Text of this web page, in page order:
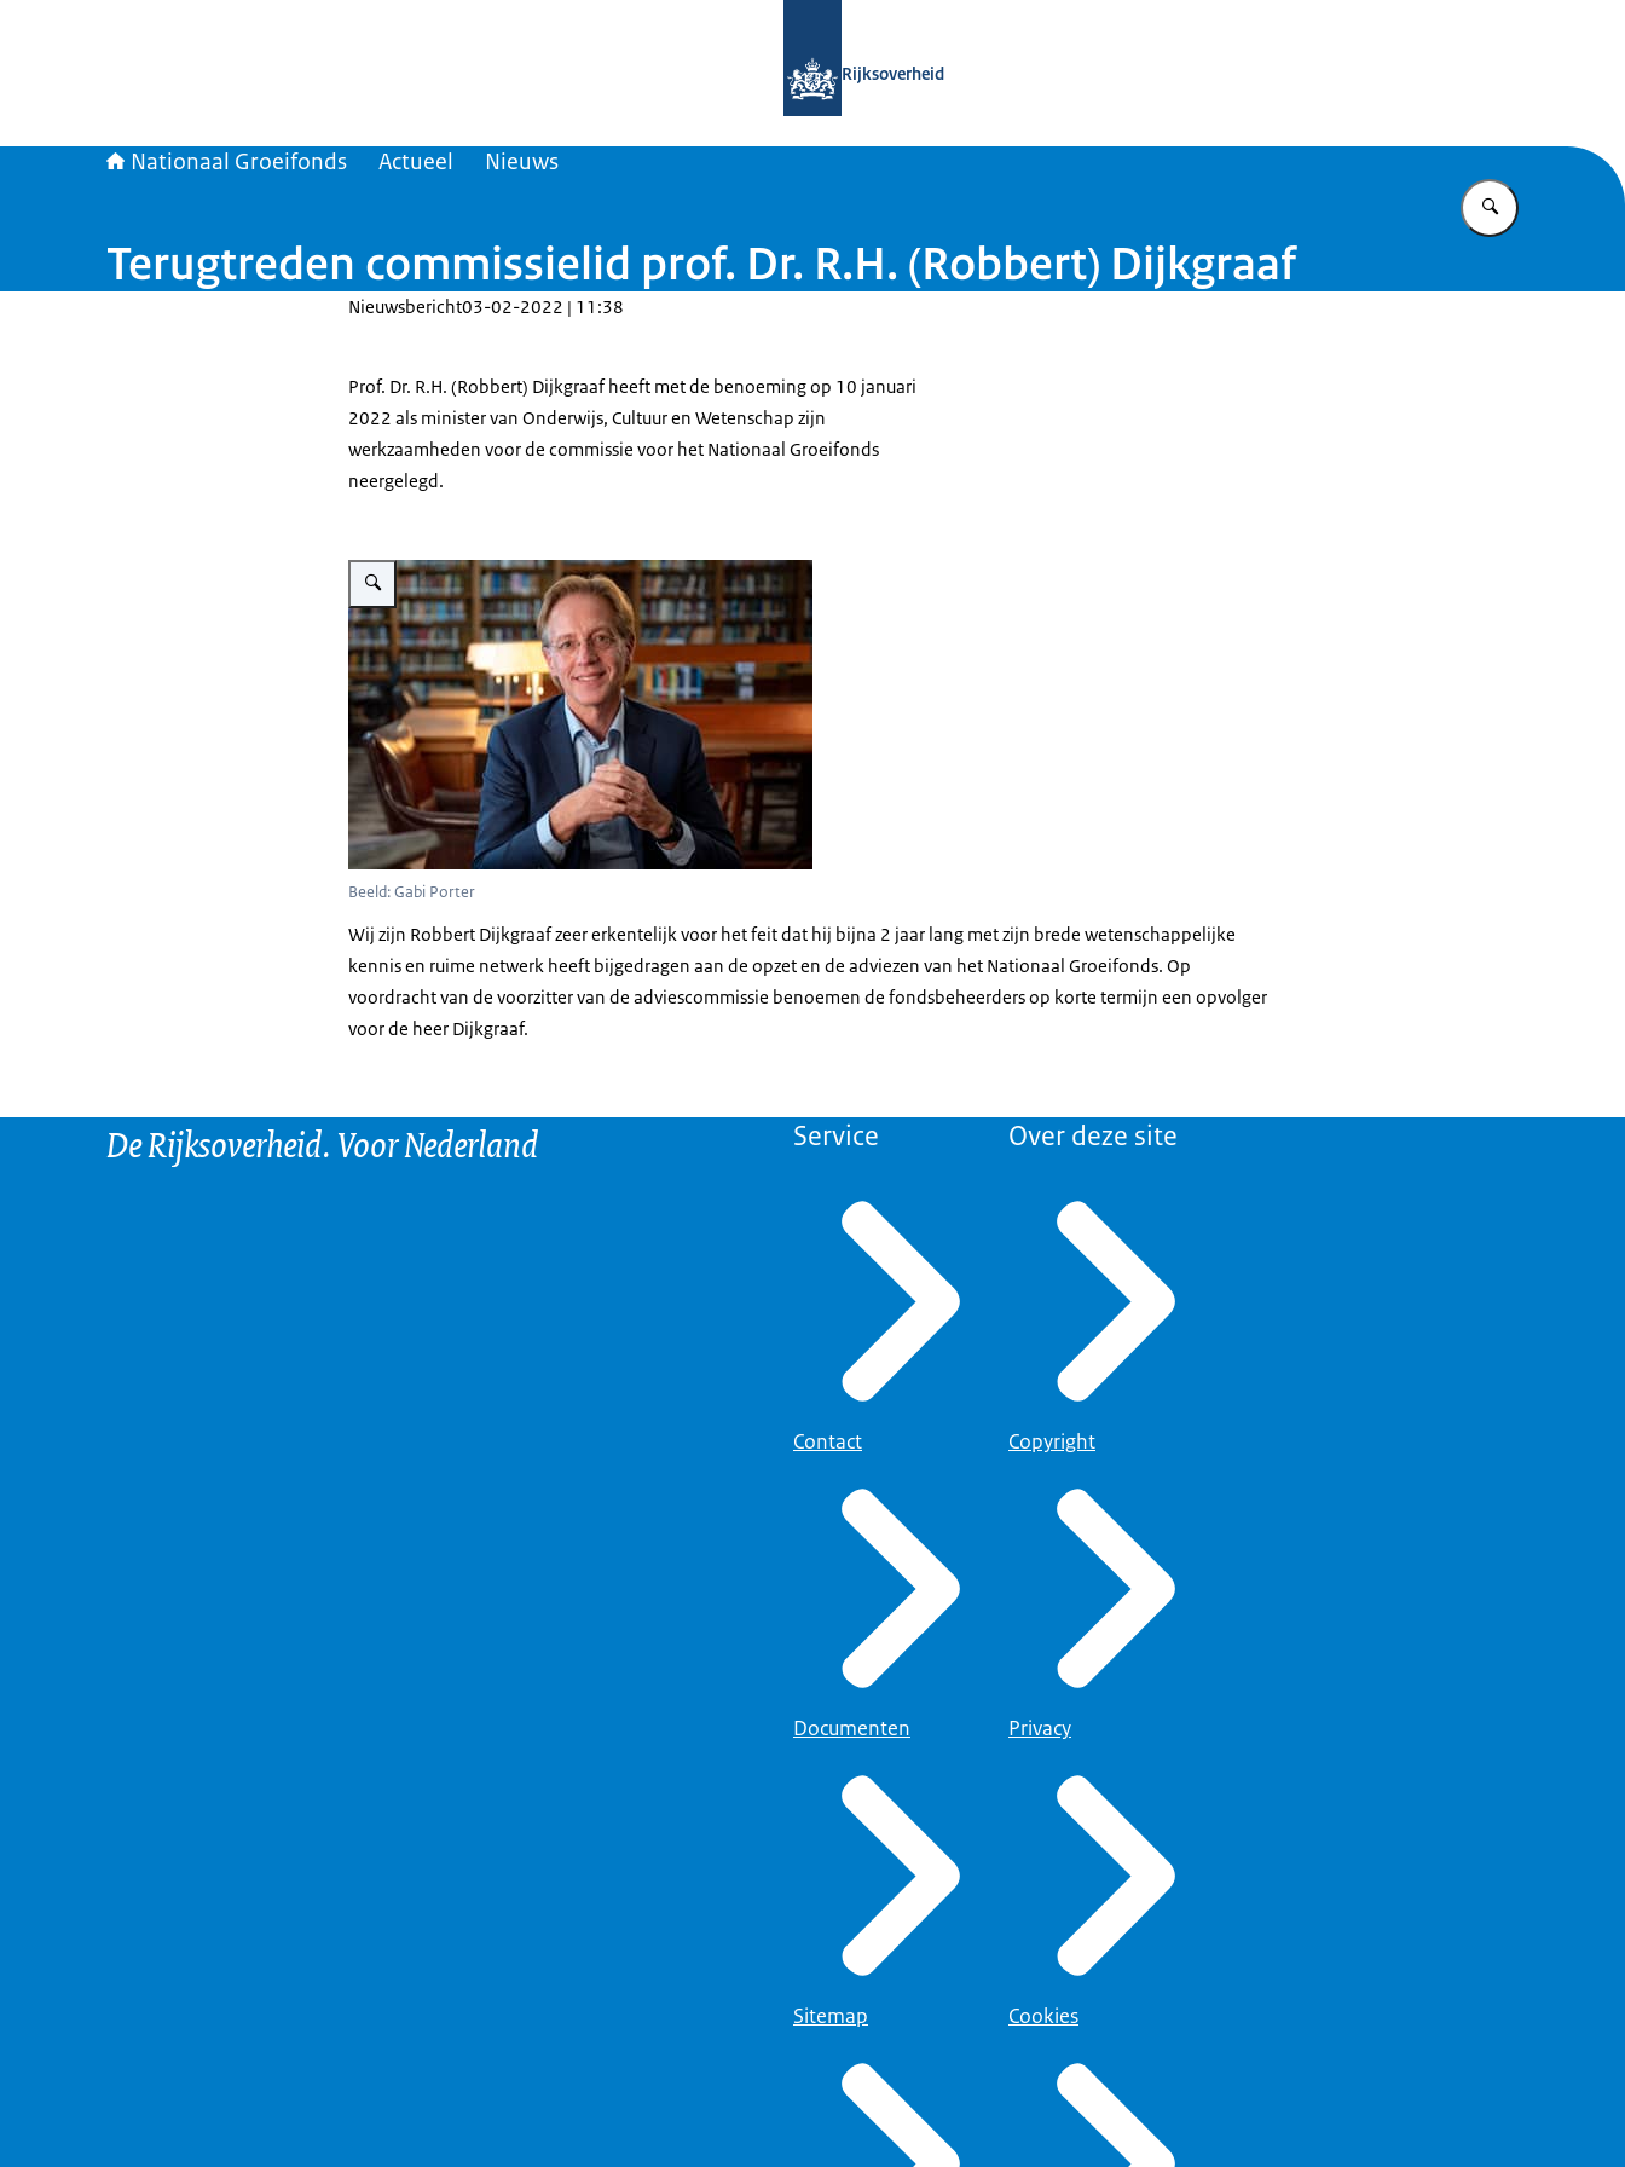
Rijksoverheid
Nationaal Groeifonds Actueel Nieuws
Vul in wat u
Terugtreden commissielid prof. Dr. R.H. (Robbert) Dijkgraaf
Nieuwsbericht03-02-2022 | 11:38
Prof. Dr. R.H. (Robbert) Dijkgraaf heeft met de benoeming op 10 januari
2022 als minister van Onderwijs, Cultuur en Wetenschap zijn
werkzaamheden voor de commissie voor het Nationaal Groeifonds
neergelegd.
Vergroot afbeelding Dijkgraaf bieb
Beeld: Gabi Porter
Wij zijn Robbert Dijkgraaf zeer erkentelijk voor het feit dat hij bijna 2 jaar lang met zijn brede wetenschappelijke
kennis en ruime netwerk heeft bijgedragen aan de opzet en de adviezen van het Nationaal Groeifonds. Op
voordracht van de voorzitter van de adviescommissie benoemen de fondsbeheerders op korte termijn een opvolger
voor de heer Dijkgraaf.
De Rijksoverheid. Voor Nederland Service
Contact
Documenten
Sitemap
Over deze site
Copyright
Privacy
Cookies